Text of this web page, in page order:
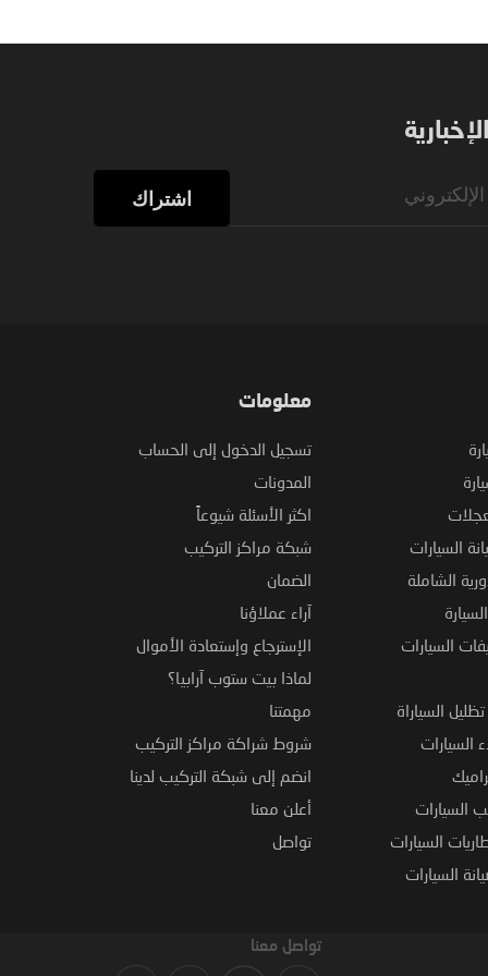
اشتراك
السيارات
الشاملة
السيارات
السياراة
السيارات
السيارات
السيارات
السيارات
معلومات
تسجيل الدخول إلى الحساب
المدونات
اكثر الأسئلة شيوعاً
شبكة مراكز التركيب
الضمان
آراء عملاؤنا
الإسترجاع وإستعادة الأموال
لماذا بيت ستوب آرابيا؟
مهمتنا
شروط شراكة مراكز التركيب
انضم إلى شبكة التركيب لدينا
أعلن معنا
تواصل
تواصل معنا